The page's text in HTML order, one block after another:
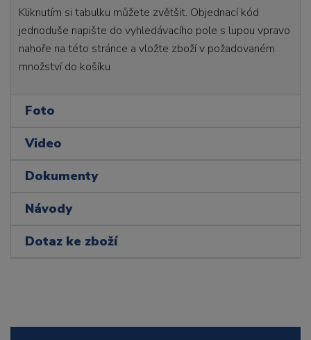
Kliknutím si tabulku můžete zvětšit. Objednací kód
jednoduše napište do vyhledávacího pole s lupou vpravo
nahoře na této stránce a vložte zboží v požadovaném
množství do košíku
Foto
Video
Dokumenty
Návody
Dotaz ke zboží